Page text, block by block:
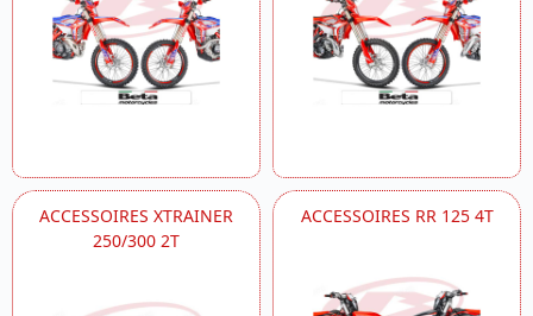
ACCESSOIRES XTRAINER
250/300 2T
ACCESSOIRES RR 125 4T